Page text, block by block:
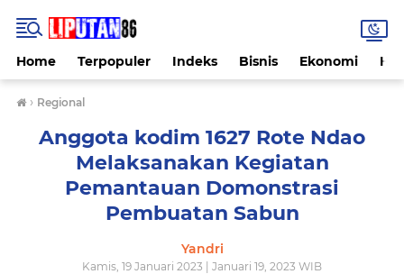
Home Terpopuler Indeks Bisnis Ekonomi
› Regional
Anggota kodim 1627 Rote Ndao
Melaksanakan Kegiatan
Pemantauan Domonstrasi
Pembuatan Sabun
Yandri
Kamis, 19 Januari 2023 | Januari 19, 2023 WIB